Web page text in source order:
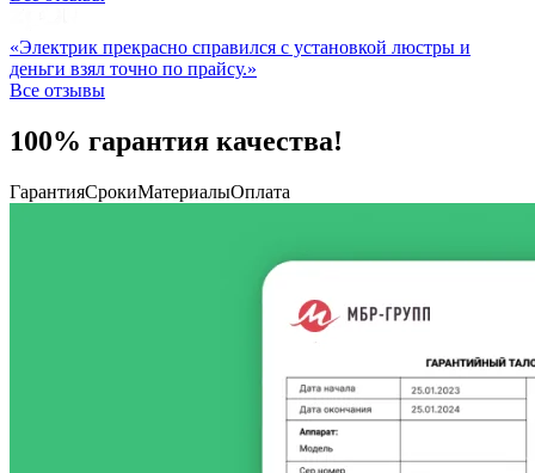
«Электрик прекрасно справился с установкой люстры и
деньги взял точно по прайсу.»
Все отзывы
100% гарантия качества!
ГарантияСрокиМатериалыОплата